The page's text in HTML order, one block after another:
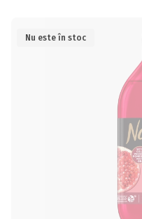
Nu este în stoc